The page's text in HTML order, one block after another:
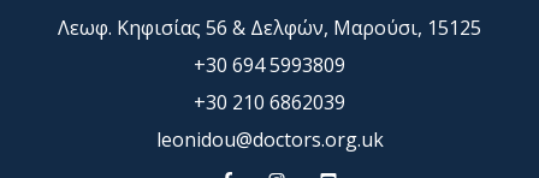
Λεωφ. Κηφισίας 56 & Δελφών, Μαρούσι, 15125
+30 694 5993809
+30 210 6862039
leonidou@doctors.org.uk